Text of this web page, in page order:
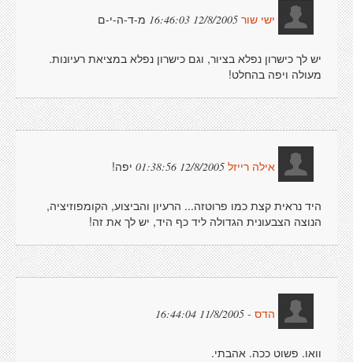
ישי שור 12/8/2005 16:46:03 מ-ד-ה-י-ם
יש לך כישרון נפלא בציור, וגם כישרון נפלא במציאת רעיונות.
מעולה ויפה בהחלט!
אילה רייזל 12/8/2005 01:38:56 יפה!
היד נראית קצת כמו פרוטזה... הרעיון והביצוע, הקומפוזיציה,
הנוצה הצבעונית הגדולה ליד כף היד, יש לך את זה!
הדס - 11/8/2005 16:44:04
וואו. פשוט ככה. אהבתי.